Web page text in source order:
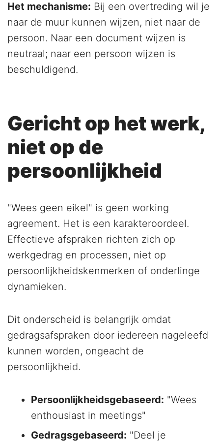
Het mechanisme: Bij een overtreding wil je
naar de muur kunnen wijzen, niet naar de
persoon. Naar een document wijzen is
neutraal; naar een persoon wijzen is
beschuldigend.
Gericht op het werk,
niet op de
persoonlijkheid
"Wees geen eikel" is geen working
agreement. Het is een karakteroordeel.
Effectieve afspraken richten zich op
werkgedrag en processen, niet op
persoonlijkheidskenmerken of onderlinge
dynamieken.
Dit onderscheid is belangrijk omdat
gedragsafspraken door iedereen nageleefd
kunnen worden, ongeacht de
persoonlijkheid.
Persoonlijkheidsgebaseerd: "Wees
enthousiast in meetings"
Gedragsgebaseerd: "Deel je